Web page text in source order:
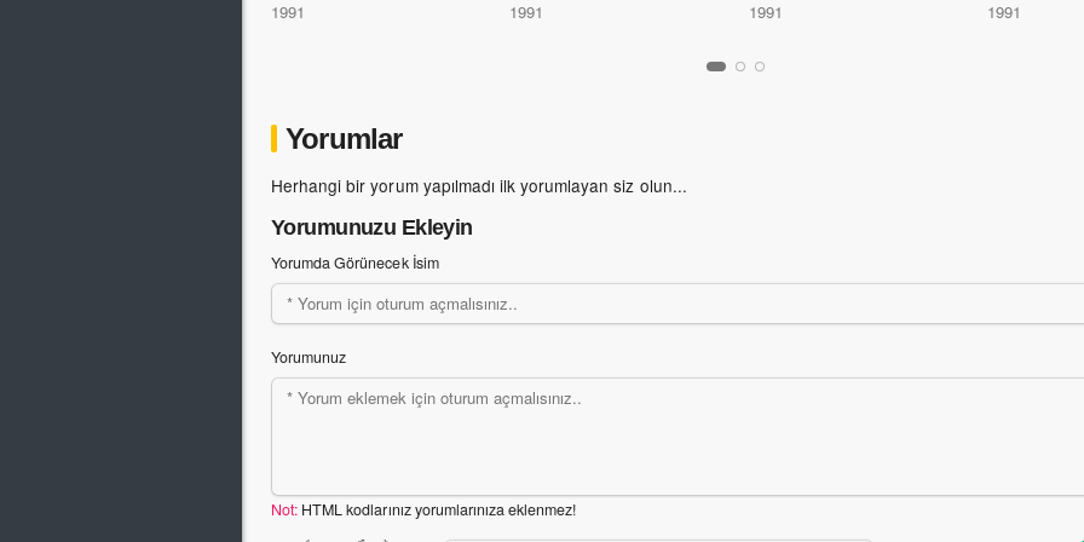
1991
1991
1991
1991
Yorumlar
Herhangi bir yorum yapılmadı ilk yorumlayan siz olun...
Yorumunuzu Ekleyin
Yorumda Görünecek İsim
Yorumunuz
Not: HTML kodlarınız yorumlarınıza eklenmez!